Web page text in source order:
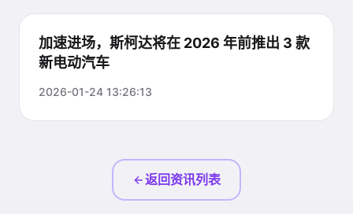
加速进场，斯柯达将在 2026 年前推出 3 款
新电动汽车
2026-01-24 13:26:13
返回资讯列表